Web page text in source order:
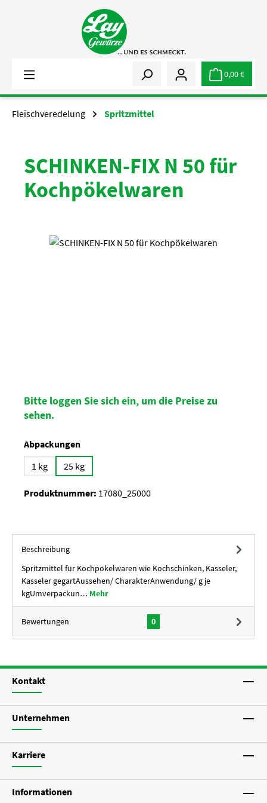
Zum Hauptinhalt springen
0,00 €
Fleischveredelung Spritzmittel
SCHINKEN-FIX N 50 für
Kochpökelwaren
Bildergalerie überspringen
Bitte loggen Sie sich ein, um die Preise zu
sehen.
Abpackungenauswählen
1 kg
25 kg
Produktnummer: 17080_25000
Beschreibung
Spritzmittel für Kochpökelwaren wie Kochschinken, Kasseler,
Kasseler gegartAussehen/ CharakterAnwendung/ g je
kgUmverpackun… Mehr
Bewertungen 0
Kontakt
Unternehmen
Karriere
Informationen